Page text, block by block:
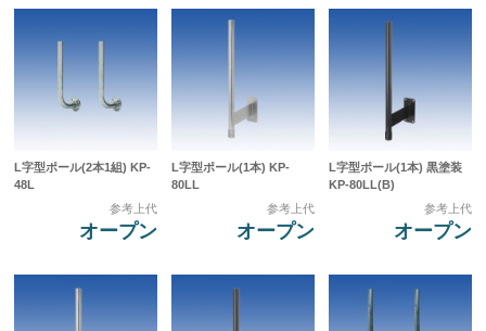
L字型ポール(2本1組) KP-
48L
参考上代
オープン
L字型ポール(1本) KP-
80LL
参考上代
オープン
L字型ポール(1本) 黒塗装
KP-80LL(B)
参考上代
オープン